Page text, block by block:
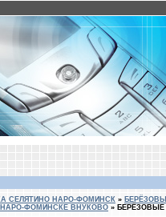
СЕЛЯТИНО НАРО-ФОМИНСК »
НАРО-ФОМИНСКЕ ВНУКОВО »